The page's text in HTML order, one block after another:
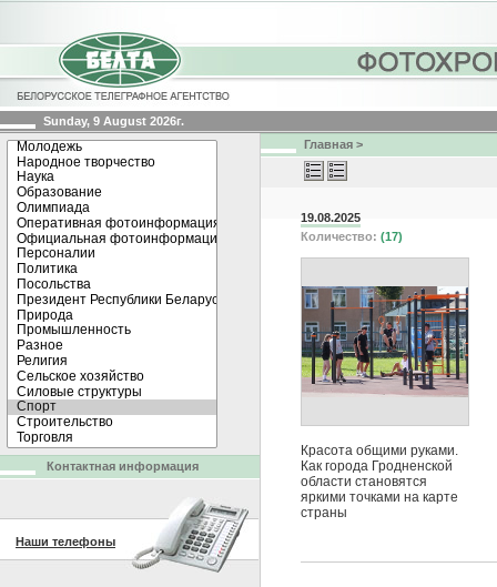
Sunday, 9 August 2026г.
Главная >
19.08.2025
Количество: (17)
Красота общими руками.
Как города Гродненской
области становятся
яркими точками на карте
страны
Контактная информация
Наши телефоны